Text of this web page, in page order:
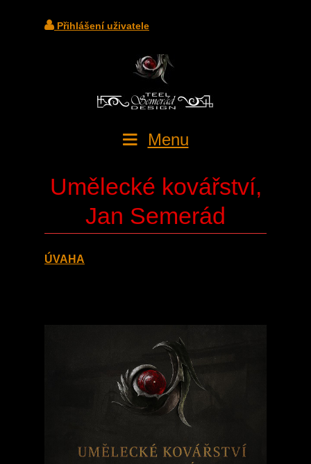
Přihlášení uživatele
Menu
Umělecké kovářství,
Jan Semerád
ÚVAHA